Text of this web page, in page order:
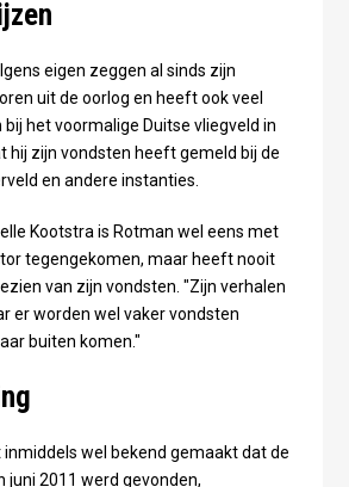
eigen zeggen al sinds zijn
uit de oorlog en heeft ook veel
het voormalige Duitse vliegveld in
hij zijn vondsten heeft gemeld bij de
en andere instanties.
Kootstra is Rotman wel eens met
tegengekomen, maar heeft nooit
van zijn vondsten. "Zijn verhalen
er worden wel vaker vondsten
buiten komen."
wel bekend gemaakt dat de
juni 2011 werd gevonden,